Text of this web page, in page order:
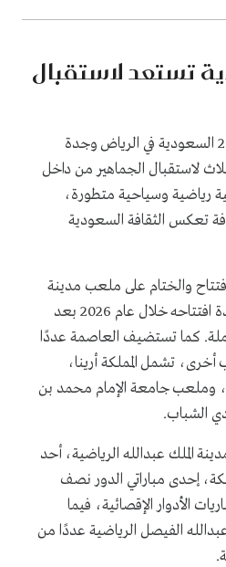
تستعد لاستقبال
وتُقام مباريات كأس آسيا 2027 السعودية في الرياض وجدة
لاستقبال الجماهير من داخل
رياضية وسياحية متطورة،
تعكس الثقافة السعودية
والختام على ملعب مدينة
الملك فهد الرياضية، المقرر إعادة افتتاحه خلال عام 2026 بعد
كما تستضيف العاصمة عددًا
تشمل المملكة أرينا،
، وملعب جامعة الإمام محمد بن
الشباب.
الملك عبدالله الرياضية، أحد
إحدى مباراتي الدور نصف
الأدوار الإقصائية، فيما
الفيصل الرياضية عددًا من